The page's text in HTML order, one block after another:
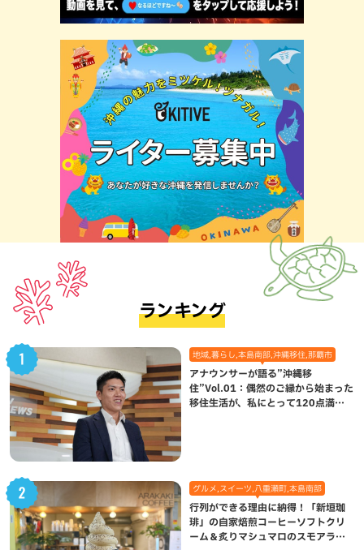
ランキング
地域,暮らし,本島南部,沖縄移住,那覇市
アナウンサーが語る”沖縄移
住”Vol.01：偶然のご縁から始まった
移住生活が、私にとって120点満点
グルメ,スイーツ,八重瀬町,本島南部
行列ができる理由に納得！「新垣珈
琲」の自家焙煎コーヒーソフトクリ
ーム＆炙りマシュマロのスモアラテ